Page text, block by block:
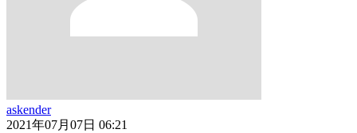
askender
2021年07月07日 06:21